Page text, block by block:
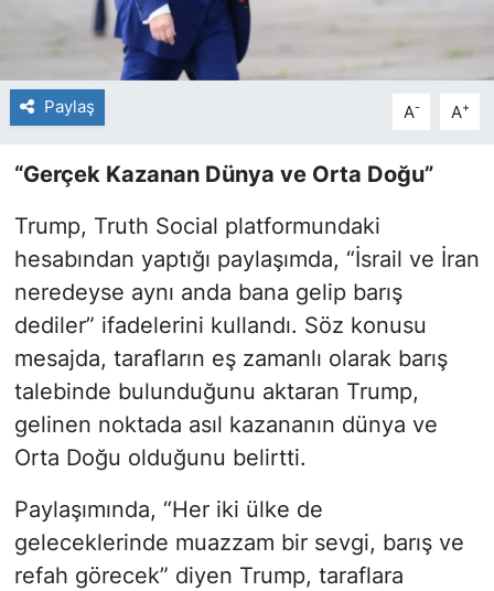
Paylaş A- A+
“Gerçek Kazanan Dünya ve Orta Doğu”
Trump, Truth Social platformundaki
hesabından yaptığı paylaşımda, “İsrail ve İran
neredeyse aynı anda bana gelip barış
dediler” ifadelerini kullandı. Söz konusu
mesajda, tarafların eş zamanlı olarak barış
talebinde bulunduğunu aktaran Trump,
gelinen noktada asıl kazananın dünya ve
Orta Doğu olduğunu belirtti.
Paylaşımında, “Her iki ülke de
geleceklerinde muazzam bir sevgi, barış ve
refah görecek” diyen Trump, taraflara